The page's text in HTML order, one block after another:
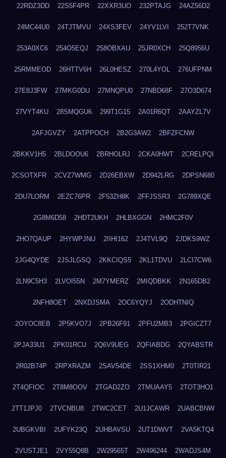
22RDZ3DD 22S5F4PR 22XXR3UO 232PTAJG 24AZ56D2
24MC44U0 24TJTMVU 24XS3FEV 24YV1LVI 252T7VNK
253A0XC6 254O5EQJ 258OBXAU 25JR0XCH 25Q8956U
25RMMEOD 26HTTV6H 26L0HESZ 270L4YOL 276UFPNM
27E8J3FW 27MKG0DU 27MNQPU0 27NBD68F 27O3D674
27VYT4KU 28SMQGU6 299T1G15 2A01R6QT 2AAYZL7V
2AFJGVZY 2ATPPOCH 2B2G3AW2 2BFZFCNW
2BKKV1H5 2BLDOOU6 2BRHOLRJ 2CKA0HWT 2CRELPQI
2CSOTXFR 2CVZ7WMG 2D26EBXW 2D942LRG 2DPSN680
2DU7LORM 2EZC76PR 2F53ZH8K 2FFJSSR3 2G789XQE
2G8M6D58 2HDT2UKH 2HLBXGGN 2HMC2F0V
2HO7QAUP 2HYWPJNU 2IIHI162 2J4TVL9Q 2JDKS9WZ
2JG4QYDE 2JSJLGSQ 2KKCIQS5 2KL1TDVU 2LCI7CW6
2LN9C5H3 2LVOI55N 2M7YMERZ 2MIQDBKK 2N165DB2
2NFH8OET 2NXDJSMA 2OC6YQYJ 2ODHTNIQ
2OYOC8EB 2P5KVO7J 2PB26F91 2PFU2MB3 2PGICZT7
2PJA33U1 2PK01RCU 2Q6V9UEG 2QFIABDG 2QYABSTR
2R02B74P 2RPXRAZM 2SAV54DE 2SS1XHM0 2T0TIR21
2T4QFIOC 2T8M8OOV 2TGAD2ZO 2TMUAAY5 2TOT3HO1
2TT1JPJ0 2TVCNBU8 2TWC2CET 2U1JCAWR 2UABCBNW
2UBGKVBI 2UFYK23Q 2UHBAVSU 2UT1DWVT 2VA5KTQ4
2VUSTJE1 2VY55Q8B 2W29565T 2W496244 2WADJS4M